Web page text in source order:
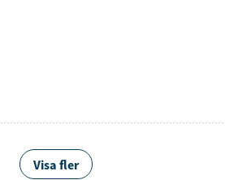
Visa fler